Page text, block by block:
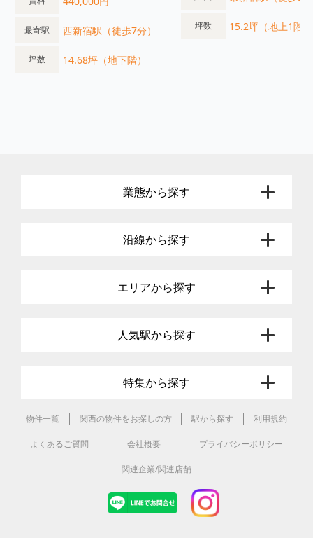
最寄駅 西新宿駅（徒歩7分）
坪数 14.68坪（地下階）
坪数 15.2坪（地上1階）
業態から探す
沿線から探す
エリアから探す
人気駅から探す
特集から探す
物件一覧 関西の物件をお探しの方 駅から探す 利用規約
よくあるご質問 会社概要 プライバシーポリシー
関連企業/関連店舗